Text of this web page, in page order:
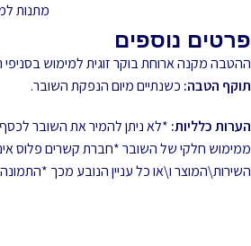
מתנות
פרטים נוספים
ההטבה מקנה ארוחת בוקר זוגית למימוש
תוקף הטבה: כשנתיים מיום הנפקת השובר.
הערות כלליות: *לא ניתן להמיר את השובר לכסף
ממימוש חלקי של השובר *חברת קשרים פלוס
השירות\המוצר ו\או כל עניין הנובע מכך